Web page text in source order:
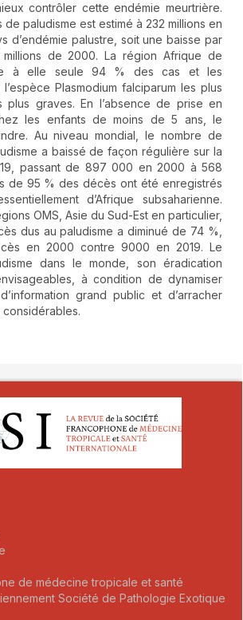
contrôler cette endémie meurtrière.
paludisme est estimé à 232 millions en
d’endémie palustre, soit une baisse par
de 2000. La région Afrique de
à elle seule 94 % des cas et les
Plasmodium falciparum les plus
plus graves. En l’absence de prise en
les enfants de moins de 5 ans, le
Au niveau mondial, le nombre de
a baissé de façon régulière sur la
passant de 897 000 en 2000 à 568
de 95 % des décès ont été enregistrés
d’Afrique subsaharienne.
OMS, Asie du Sud-Est en particulier,
dus au paludisme a diminué de 74 %,
en 2000 contre 9000 en 2019. Le
dans le monde, son éradication
à condition de dynamiser
grand public et d’arracher
de médecine tropicale et santé
Société de Pathologie Exotique